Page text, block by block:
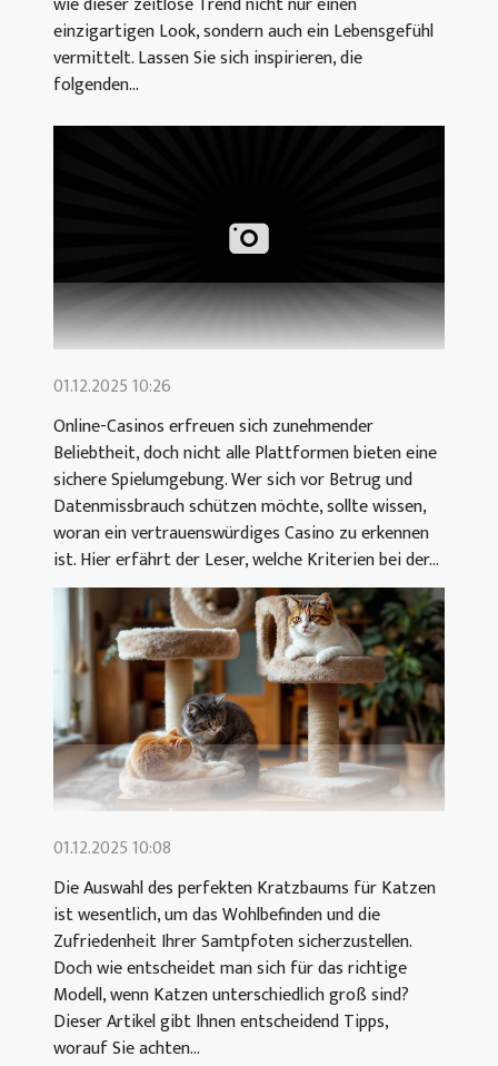
einzigartigen Look, sondern auch ein Lebensgefühl
vermittelt. Lassen Sie sich inspirieren, die
folgenden...
01.12.2025 10:26
Online-Casinos erfreuen sich zunehmender
Beliebtheit, doch nicht alle Plattformen bieten eine
sichere Spielumgebung. Wer sich vor Betrug und
Datenmissbrauch schützen möchte, sollte wissen,
woran ein vertrauenswürdiges Casino zu erkennen
ist. Hier erfährt der Leser, welche Kriterien bei der...
01.12.2025 10:08
Die Auswahl des perfekten Kratzbaums für Katzen
ist wesentlich, um das Wohlbefinden und die
Zufriedenheit Ihrer Samtpfoten sicherzustellen.
Doch wie entscheidet man sich für das richtige
Modell, wenn Katzen unterschiedlich groß sind?
Dieser Artikel gibt Ihnen entscheidend Tipps,
worauf Sie achten...